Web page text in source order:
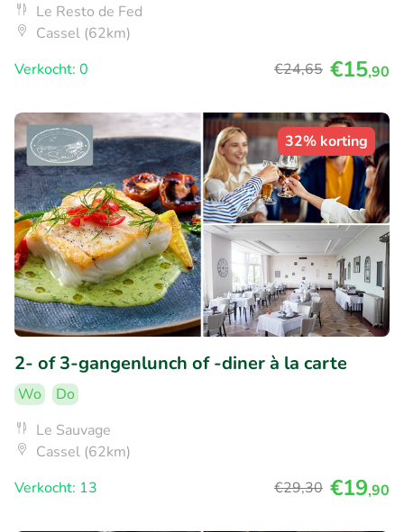
Le Resto de Fed
Cassel (62km)
Verkocht: 0
€24,65 €15,90
32% korting
2- of 3-gangenlunch of -diner à la carte
Wo
Do
Le Sauvage
Cassel (62km)
Verkocht: 13
€29,30 €19,90